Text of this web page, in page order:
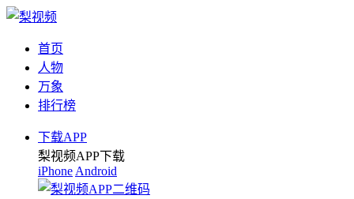
首页
人物
万象
排行榜
下载APP
梨视频APP下载
iPhone Android